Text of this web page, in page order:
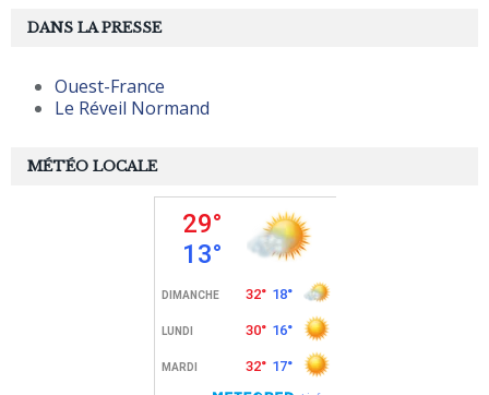
MÉTÉO LOCALE
DANS LA PRESSE
Ouest-France
Le Réveil Normand